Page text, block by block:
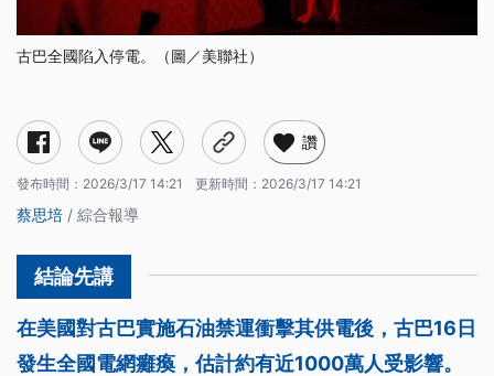
古巴全國陷入停電。（圖／美聯社）
讚
發布時間： 2026/3/17 14:21 更新時間： 2026/3/17 14:21
蔡思培 / 綜合報導
在美國對古巴實施石油禁運衝擊其供電後，古巴16日
發生全國電網癱瘓，估計約有近1000萬人受影響。